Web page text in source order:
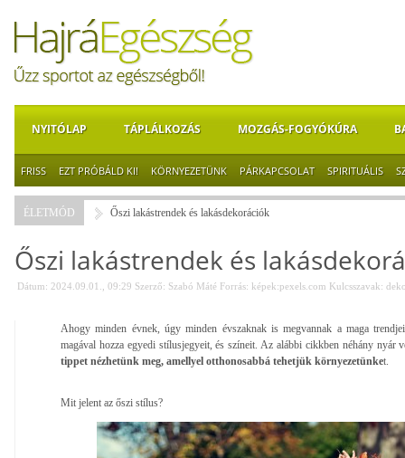
NYITÓLAP TÁPLÁLKOZÁS MOZGÁS-FOGYÓKÚRA
FRISS EZT PRÓBÁLD KI! KÖRNYEZETÜNK PÁRKAPCSOLAT SPIRITUÁLIS
ÉLETMÓD Őszi lakástrendek és lakásdekorációk
Őszi lakástrendek és
Dátum: 2024.09.01., 09:29 Szerző: Szabó Máté Forrás: képek:pexels.com Kulcsszavak:
Ahogy minden évnek, úgy minden évszaknak is megvannak a maga
magával hozza egyedi stílusjegyeit, és színeit. Az alábbi cikkben néhány nyár
tippet nézhetünk meg, amellyel otthonosabbá tehetjük környezetünket.
Mit jelent az őszi stílus?